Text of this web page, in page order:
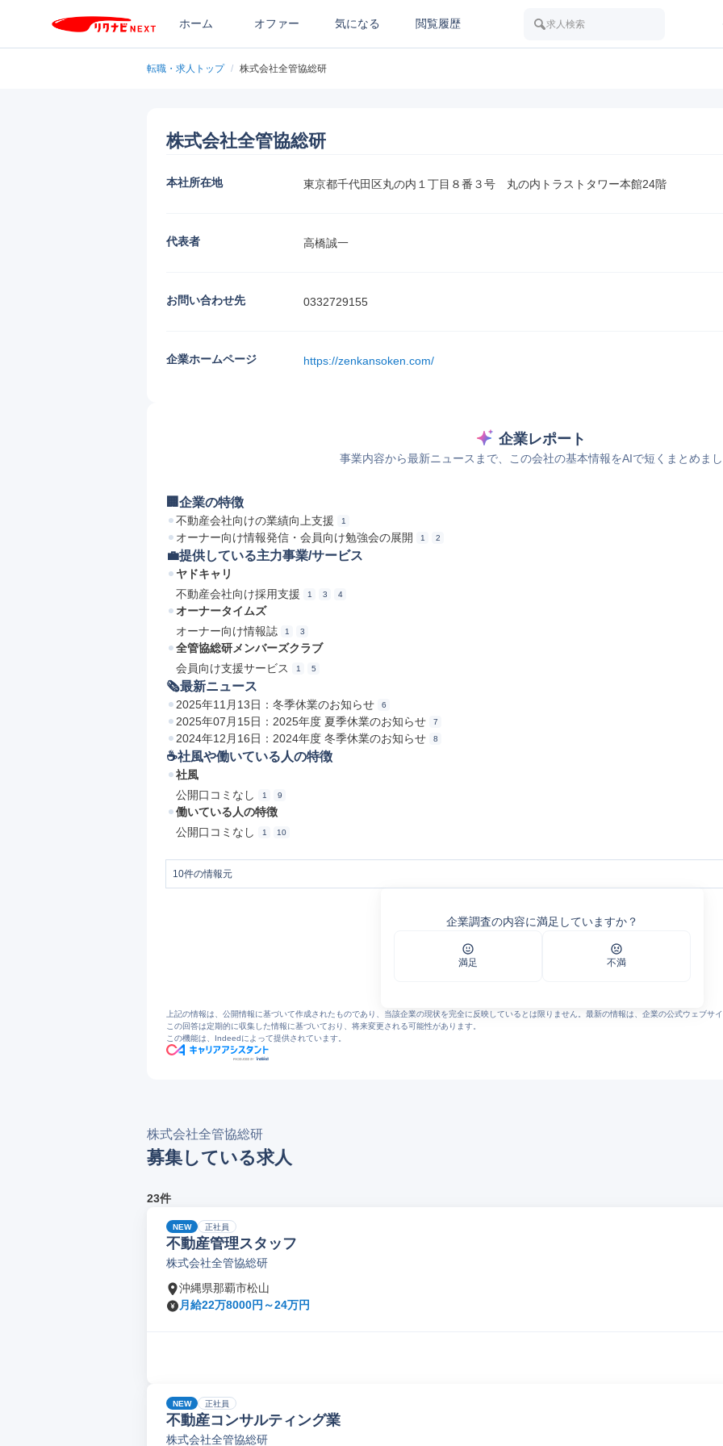
ホーム オファー 気になる 閲覧履歴 求人検索
転職・求人トップ / 株式会社全管協総研
株式会社全管協総研
本社所在地 東京都千代田区丸の内１丁目８番３号　丸の内トラストタワー本館24階
代表者 高橋誠一
お問い合わせ先 0332729155
企業ホームページ https://zenkansoken.com/
企業レポート
事業内容から最新ニュースまで、この会社の基本情報をAIで短くまとめま
🏢企業の特徴
不動産会社向けの業績向上支援 1
オーナー向け情報発信・会員向け勉強会の展開 1 2
💼提供している主力事業/サービス
ヤドキャリ
不動産会社向け採用支援
1 3 4
オーナータイムズ
オーナー向け情報誌
1 3
全管協総研メンバーズクラブ
会員向け支援サービス
1 5
🗞最新ニュース
2025年11月13日：冬季休業のお知らせ 6
2025年07月15日：2025年度 夏季休業のお知らせ 7
2024年12月16日：2024年度 冬季休業のお知らせ 8
☕️社風や働いている人の特徴
社風
公開口コミなし
1 9
働いている人の特徴
公開口コミなし
1 10
10件の情報元
9
不動産業界の採用を変える。超低価格の採用サービス「YADOCAREE（ヤドキャリ）」をリリース | 株式会社全管協総研
10
不動産業界特化の採用「YADOCAREE」リニューアル～ミスマッチを削減し最安値で正社員採用～ | 株式会社全管協総
企業調査の内容に満足していますか？
満足 不満
上記の情報は、公開情報に基づいて作成されたものであり、当該企業の現状を完全に反映しているとは限りません。最新の情報は、企業の公式ウェブサ
この回答は定期的に収集した情報に基づいており、将来変更される可能性があります。
この機能は、Indeedによって提供されています。
株式会社全管協総研
募集している求人
23件
NEW 正社員
不動産管理スタッフ
株式会社全管協総研
沖縄県那覇市松山
月給22万8000円～24万円
NEW 正社員
不動産コンサルティング業
株式会社全管協総研